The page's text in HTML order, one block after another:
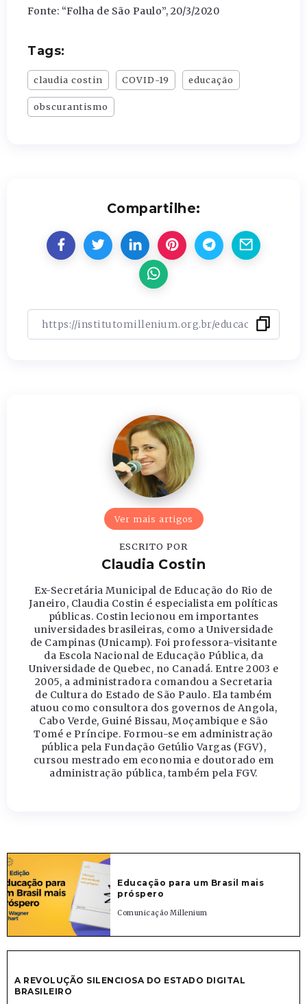
Fonte: “Folha de São Paulo”, 20/3/2020
Tags:
claudia costin COVID-19 educação
obscurantismo
Compartilhe:
Ver mais artigos
ESCRITO POR
Claudia Costin
Ex-Secretária Municipal de Educação do Rio de
Janeiro, Claudia Costin é especialista em políticas
públicas. Costin lecionou em importantes
universidades brasileiras, como a Universidade
de Campinas (Unicamp). Foi professora-visitante
da Escola Nacional de Educação Pública, da
Universidade de Quebec, no Canadá. Entre 2003 e
2005, a administradora comandou a Secretaria
de Cultura do Estado de São Paulo. Ela também
atuou como consultora dos governos de Angola,
Cabo Verde, Guiné Bissau, Moçambique e São
Tomé e Príncipe. Formou-se em administração
pública pela Fundação Getúlio Vargas (FGV),
cursou mestrado em economia e doutorado em
administração pública, também pela FGV.
Educação para um Brasil mais
próspero
Comunicação Millenium
A REVOLUÇÃO SILENCIOSA DO ESTADO DIGITAL
BRASILEIRO